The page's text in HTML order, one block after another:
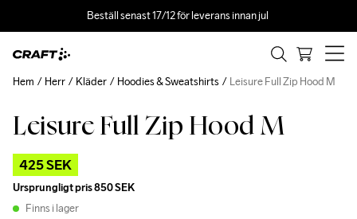
Beställ senast 17/12 för leverans innan jul
Leisure Full Zip Hood M
425 SEK
Ursprungligt pris850 SEK
Finns i lager
Hem Herr Kläder Hoodies & Sweatshirts Leisure Full Zip Hood M
Outlet